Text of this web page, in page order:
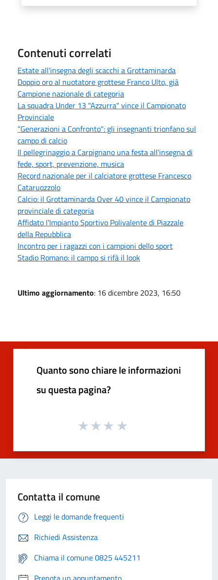
Contenuti correlati
Estate all'insegna degli scacchi a Grottaminarda
Doppio oro al nuotatore grottese Franco Ulto, già
Campione nazionale di categoria
La squadra Under 13 "Azzurra" vince il Campionato
Provinciale
“Generazioni a Confronto": gli insegnanti trionfano sul
campo di calcio
Il pellegrinaggio a Carpignano una festa all'insegna di
fede, sport, prevenzione, musica
Record nazionale per il calciatore grottese Francesco
Cataruozzolo
Calcio: il Grottaminarda Over 40 vince il Campionato
provinciale di categoria
Affidato l'Impianto Sportivo Polivalente di Piazzale
della Repubblica
Incontro per i ragazzi con i campioni dello sport
Stadio Romano: il campo si rifà il look
Ultimo aggiornamento: 16 dicembre 2023, 16:50
Quanto sono chiare le informazioni
su questa pagina?
Contatta il comune
Leggi le domande frequenti
Richiedi Assistenza
Chiama il comune 0825 445211